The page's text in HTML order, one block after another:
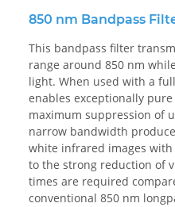
850 nm Bandpass
This bandpass filter
range around 850 nm
light. When used with a
enables exceptionally
maximum suppression of
narrow bandwidth
white infrared images with
to the strong reduction of
times are required
conventional 850 nm